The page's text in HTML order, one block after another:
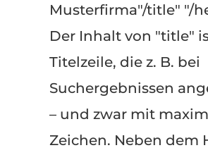
Musterfirma"/title" "/
Der Inhalt von "title"
Titelzeile, die z. B. bei
Suchergebnissen
– und zwar mit
Zeichen. Neben dem